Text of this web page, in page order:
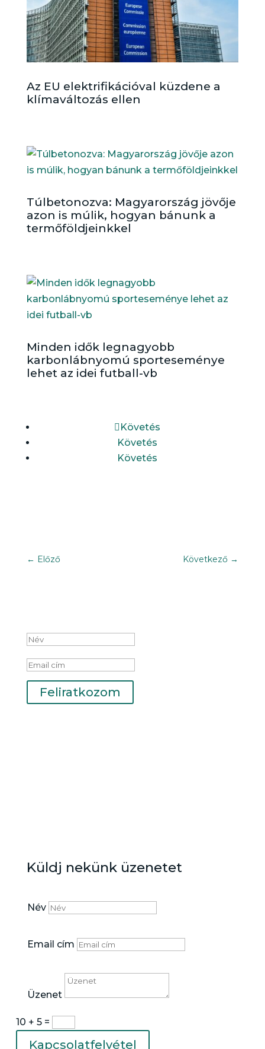
Az EU elektrifikációval küzdene a
klímaváltozás ellen
Túlbetonozva: Magyarország jövője
azon is múlik, hogyan bánunk a
termőföldjeinkkel
Minden idők legnagyobb
karbonlábnyomú sporteseménye
lehet az idei futball-vb
Követés
Követés
Követés
← Előző Következő →
Feliratkozom
Küldj nekünk üzenetet
Név
Email cím
Üzenet
10 + 5=
Kapcsolatfelvétel